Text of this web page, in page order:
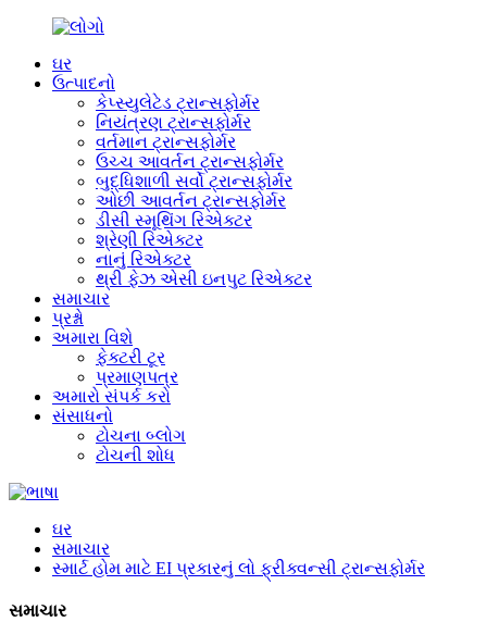
ઘર
ઉત્પાદનો
કેપ્સ્યુલેટેડ ટ્રાન્સફોર્મર
નિયંત્રણ ટ્રાન્સફોર્મર
વર્તમાન ટ્રાન્સફોર્મર
ઉચ્ચ આવર્તન ટ્રાન્સફોર્મર
બુદ્ધિશાળી સર્વો ટ્રાન્સફોર્મર
ઓછી આવર્તન ટ્રાન્સફોર્મર
ડીસી સ્મૂથિંગ રિએક્ટર
શ્રેણી રિએક્ટર
નાનું રિએક્ટર
થ્રી ફેઝ એસી ઇનપુટ રિએક્ટર
સમાચાર
પ્રશ્નો
અમારા વિશે
ફેક્ટરી ટૂર
પ્રમાણપત્ર
અમારો સંપર્ક કરો
સંસાધનો
ટોચના બ્લોગ
ટોચની શોધ
ઘર
સમાચાર
સ્માર્ટ હોમ માટે EI પ્રકારનું લો ફ્રીક્વન્સી ટ્રાન્સફોર્મર
સમાચાર